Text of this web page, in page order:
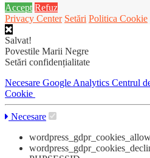
Accept Refuz
Privacy Center Setări Politica Cookie
Salvat!
Povestile Marii Negre
Setări confidențialitate
Necesare Google Analytics Centrul
Cookie
Necesare